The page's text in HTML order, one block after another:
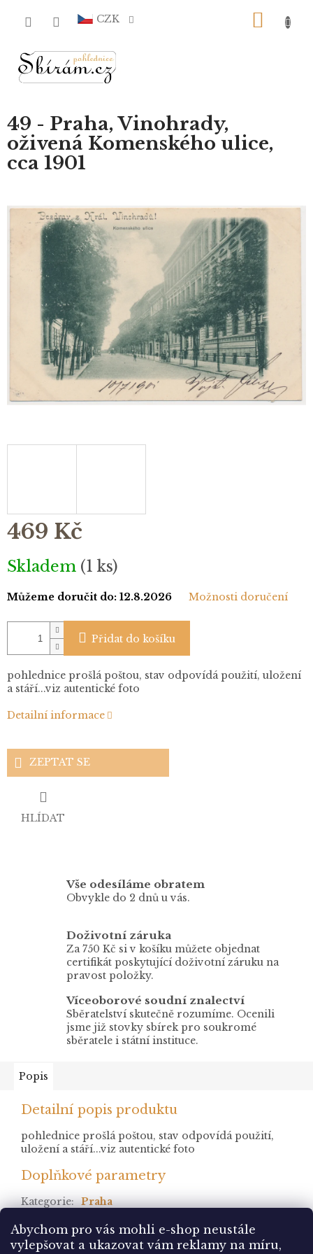
Abychom pro vás mohli e-shop neustále
vylepšovat a ukazovat vám reklamy na míru,
CZK
49 - Praha, Vinohrady,
oživená Komenského ulice,
cca 1901
469 Kč
Měrná
cena:
Skladem (1 ks)
Můžeme doručit do: 12.8.2026 Možnosti doručení
Přidat do košíku
pohlednice prošlá poštou, stav odpovídá použití, uložení
a stáří...viz autentické foto
Detailní informace
ZEPTAT SE
HLÍDAT
Vše odesíláme obratem
Obvykle do 2 dnů u vás.
Doživotní záruka
Za 750 Kč si v košíku můžete objednat
certifikát poskytující doživotní záruku na
pravost položky.
Víceoborové soudní znalectví
Sběratelství skutečně rozumíme. Ocenili
jsme již stovky sbírek pro soukromé
sběratele i státní instituce.
Popis
Detailní popis produktu
pohlednice prošlá poštou, stav odpovídá použití,
uložení a stáří...viz autentické foto
Doplňkové parametry
Kategorie: Praha